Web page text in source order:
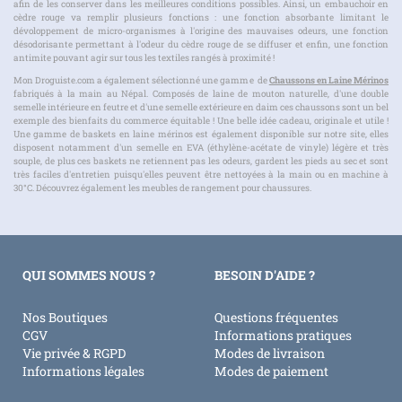
afin de les conserver dans les meilleures conditions possibles. Ainsi, un embauchoir en
cèdre rouge va remplir plusieurs fonctions : une fonction absorbante limitant le
dévoloppement de micro-organismes à l'origine des mauvaises odeurs, une fonction
désodorisante permettant à l'odeur du cèdre rouge de se diffuser et enfin, une fonction
antimite pouvant agir sur tous les textiles rangés à proximité !
Mon Droguiste.com a également sélectionné une gamme deChaussons en Laine Mérinos
fabriqués à la main au Népal. Composés de laine de mouton naturelle, d'une double
semelle intérieure en feutre et d'une semelle extérieure en daim ces chaussons sont un bel
exemple des bienfaits du commerce équitable ! Une belle idée cadeau, originale et utile !
Une gamme de baskets en laine mérinos est également disponible sur notre site, elles
disposent notamment d'un semelle en EVA (éthylène-acétate de vinyle) légère et très
souple, de plus ces baskets ne retiennent pas les odeurs, gardent les pieds au sec et sont
très faciles d'entretien puisqu'elles peuvent être nettoyées à la main ou en machine à
30°C. Découvrez également les meubles de rangement pour chaussures.
QUI SOMMES NOUS ?
Nos Boutiques
CGV
Vie privée & RGPD
Informations légales
BESOIN D'AIDE ?
Questions fréquentes
Informations pratiques
Modes de livraison
Modes de paiement